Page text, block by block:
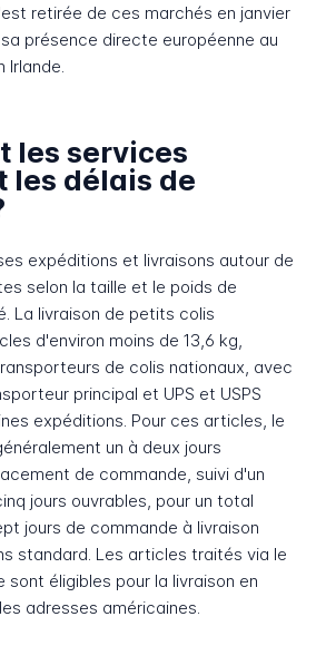
retirée de ces marchés en janvier
présence directe européenne au
Irlande.
les services
les délais de
expéditions et livraisons autour de
selon la taille et le poids de
La livraison de petits colis
d'environ moins de 13,6 kg,
de colis nationaux, avec
principal et UPS et USPS
expéditions. Pour ces articles, le
un à deux jours
de commande, suivi d'un
jours ouvrables, pour un total
jours de commande à livraison
standard. Les articles traités via le
sont éligibles pour la livraison en
adresses américaines.